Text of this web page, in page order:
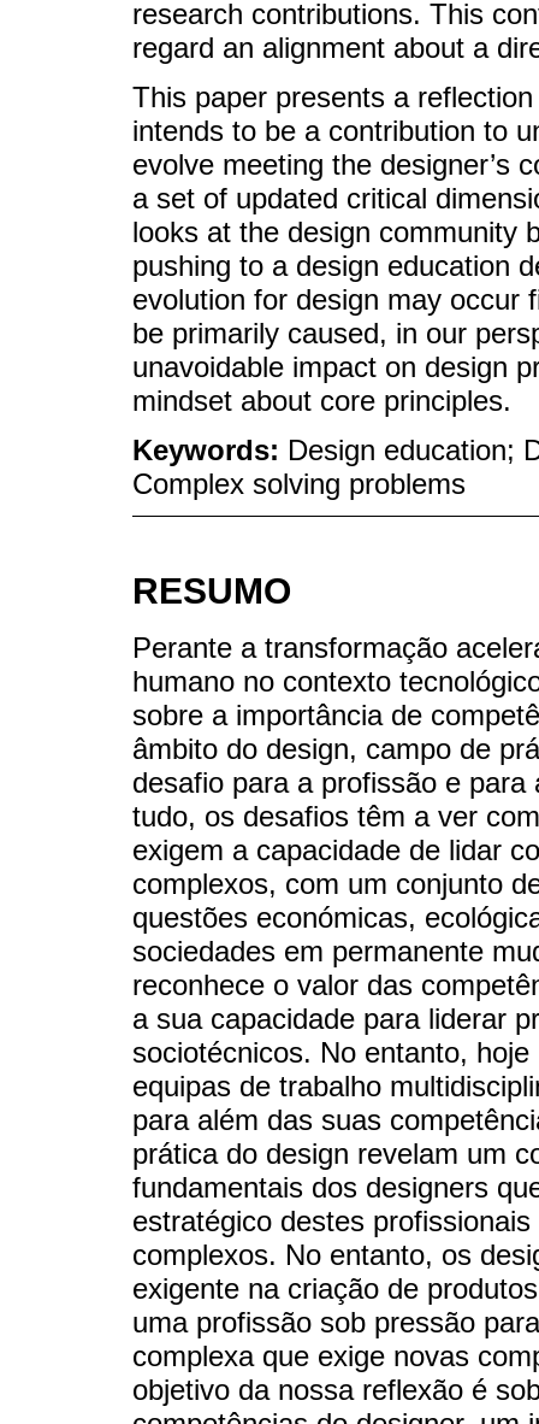
research contributions. This
regard an alignment about a
This paper presents a
intends to be a contribution to
evolve meeting the designer’s
a set of updated critical
looks at the design community
pushing to a design education
evolution for design may occur
be primarily caused, in our
unavoidable impact on design
mindset about core principles.
Keywords: Design education;
Complex solving problems
RESUMO
Perante a transformação
humano no contexto
sobre a importância de
âmbito do design, campo de
desafio para a profissão e
tudo, os desafios têm a ver
exigem a capacidade de lidar
complexos, com um conjunto
questões económicas,
sociedades em permanente
reconhece o valor das
a sua capacidade para liderar
sociotécnicos. No entanto,
equipas de trabalho
para além das suas
prática do design revelam um
fundamentais dos designers
estratégico destes
complexos. No entanto, os
exigente na criação de
uma profissão sob pressão
complexa que exige novas
objetivo da nossa reflexão é